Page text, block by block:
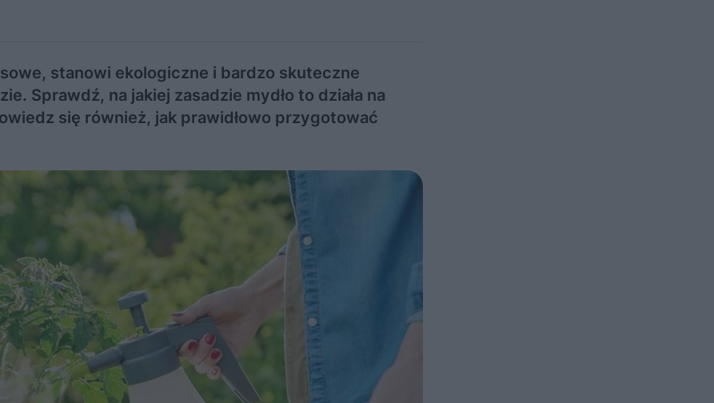
stanowi ekologiczne i bardzo skuteczne
Sprawdź, na jakiej zasadzie mydło to działa na
się również, jak prawidłowo przygotować